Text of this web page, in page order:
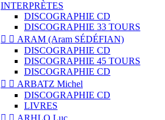
INTERPRÈTES
DISCOGRAPHIE CD
DISCOGRAPHIE 33 TOURS
  ARAM (Aram SÉDÉFIAN)
DISCOGRAPHIE CD
DISCOGRAPHIE 45 TOURS
DISCOGRAPHIE CD
  ARBATZ Michel
DISCOGRAPHIE CD
LIVRES
  ARHLO Luc